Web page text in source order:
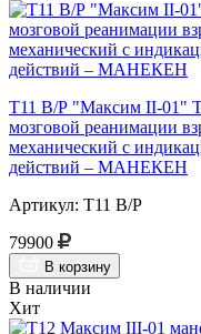
Т11 В/Р "Максим II-01"
мозговой реанимации
механический с
действий – МАНЕКЕН
Артикул: Т11 В/Р
79900
В корзину
В наличии
Хит